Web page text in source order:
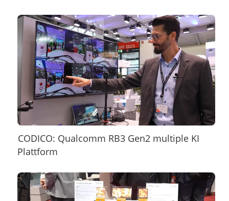
CODICO: Qualcomm RB3 Gen2 multiple KI
Plattform